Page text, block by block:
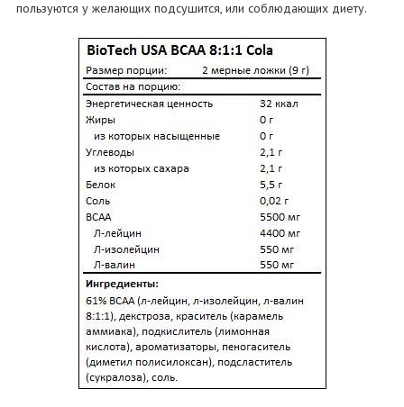
пользуются у желающих подсушится, или соблюдающих диету.